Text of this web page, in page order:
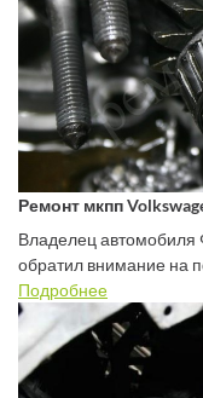
Ремонт мкпп
Владелец автомобиля
обратил внимание на
Подробнее